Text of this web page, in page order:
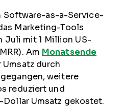
Software-as-a-Service-
Marketing-Tools
Juli mit 1 Million US-
Am Monatsende
durch
weitere
reduziert und
Umsatz gekostet.